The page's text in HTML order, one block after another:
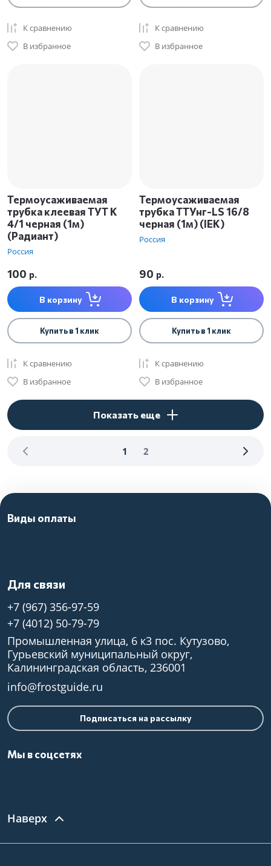
К сравнению
В избранное
К сравнению
В избранное
Термоусаживаемая
трубка клеевая ТУТ К
4/1 черная (1м)
(Радиант)
Россия
100 р.
В корзину
Купить в 1 клик
К сравнению
В избранное
Термоусаживаемая
трубка ТТУнг-LS 16/8
черная (1м) (IEK)
Россия
90 р.
В корзину
Купить в 1 клик
К сравнению
В избранное
Показать еще
1 2
Для связи
+7 (967) 356-97-59
+7 (4012) 50-79-79
Промышленная улица, 6 к3 пос. Кутузово,
Гурьевский муниципальный округ,
Калининградская область, 236001
info@frostguide.ru
Подписаться на рассылку
Мы в соцсетях
Виды оплаты
Наверх